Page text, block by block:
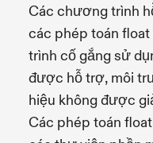
Các chương trình
các phép toán
trình cố gắng sử
được hỗ trợ, môi
hiệu không được
Các phép toán